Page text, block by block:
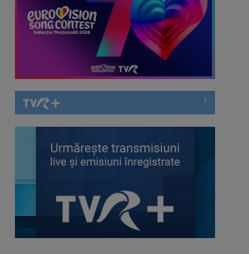
TELEȘCOALA: Limba japoneză,
lecția 5 / VIDEO
TELEȘCOALA: Limba spaniolă,
lecția 5 / VIDEO
TELEȘCOALA: Limba română, clasa
a VIII-a, Conversiunea / VIDEO